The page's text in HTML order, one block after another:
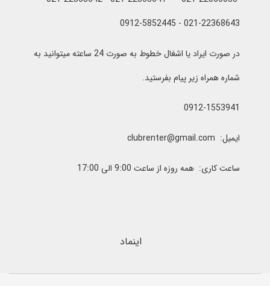
021-22368643 - 0912-5852445
در صورت ایراد یا اشغال خطوط به صورت 24 ساعته میتوانید به
شماره همراه زیر پیام بفرستید.
0912-1553941
ایمیل: clubrenter@gmail.com
ساعت کاری: همه روزه از ساعت 9:00 الی 17:00
اینماد